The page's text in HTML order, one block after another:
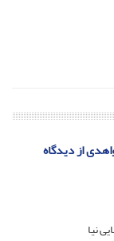
از دیدگاه
نیا